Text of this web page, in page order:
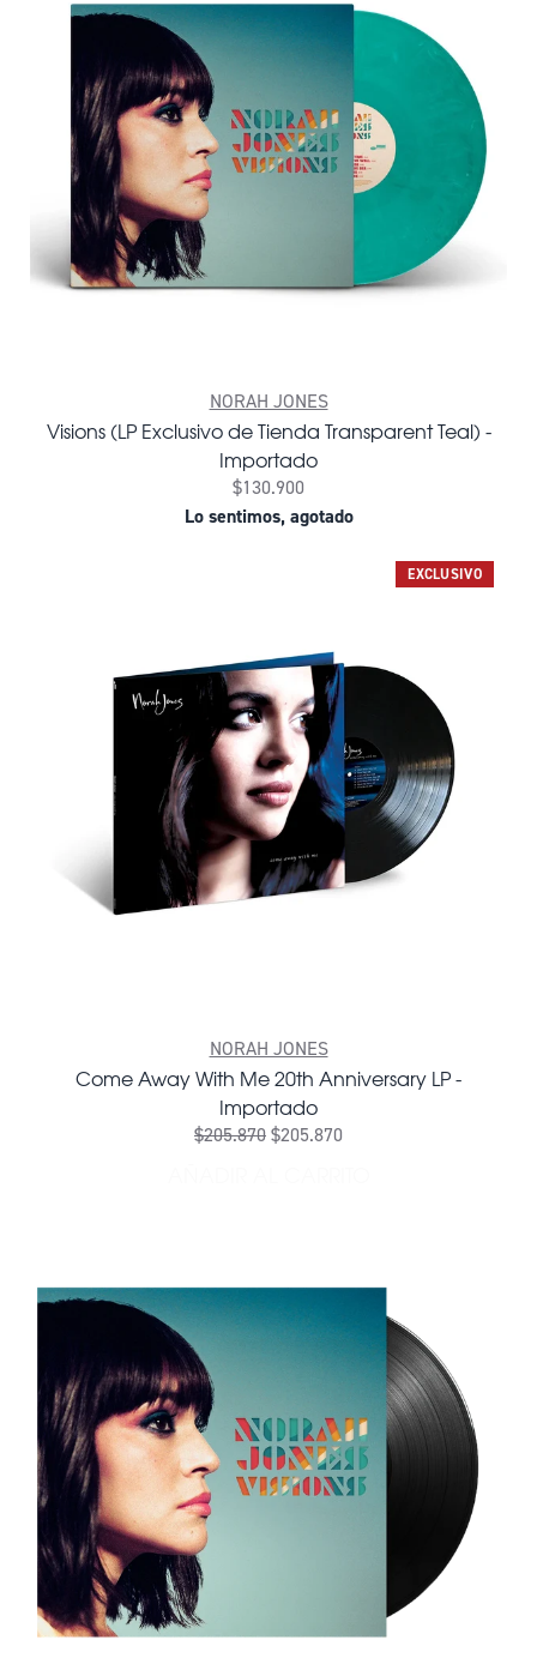
NORAH JONES
Visions (LP Exclusivo de Tienda Transparent Teal) -
Importado
$130.900
Lo sentimos, agotado
EXCLUSIVO
NORAH JONES
Come Away With Me 20th Anniversary LP -
Importado
$205.870$205.870